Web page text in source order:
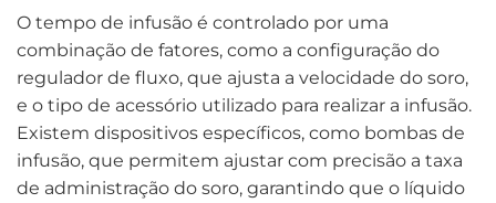
O tempo de infusão é controlado por uma
combinação de fatores, como a configuração do
regulador de fluxo, que ajusta a velocidade do soro,
e o tipo de acessório utilizado para realizar a infusão.
Existem dispositivos específicos, como bombas de
infusão, que permitem ajustar com precisão a taxa
de administração do soro, garantindo que o líquido